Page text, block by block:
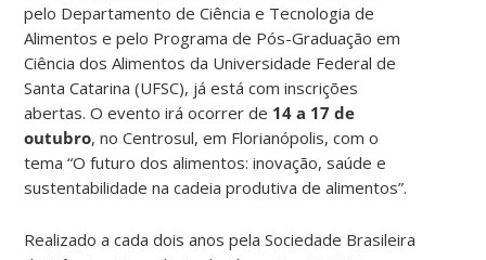
pelo Departamento de Ciência e Tecnologia de
Alimentos e pelo Programa de Pós-Graduação em
Ciência dos Alimentos da Universidade Federal de
Santa Catarina (UFSC), já está com inscrições
abertas. O evento irá ocorrer de 14 a 17 de
outubro, no Centrosul, em Florianópolis, com o
tema “O futuro dos alimentos: inovação, saúde e
sustentabilidade na cadeia produtiva de alimentos”.
Realizado a cada dois anos pela Sociedade Brasileira